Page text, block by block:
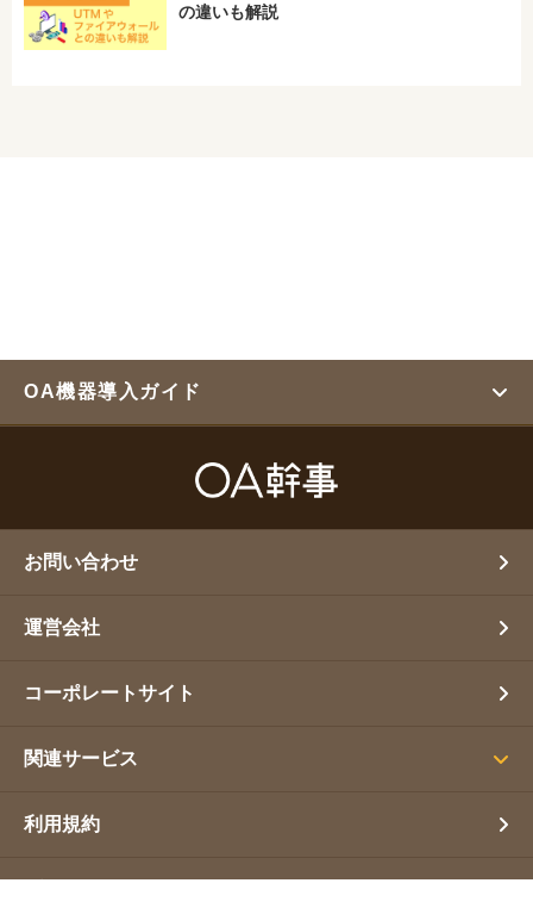
の違いも解説
OA機器導入ガイド
お問い合わせ
運営会社
コーポレートサイト
関連サービス
利用規約